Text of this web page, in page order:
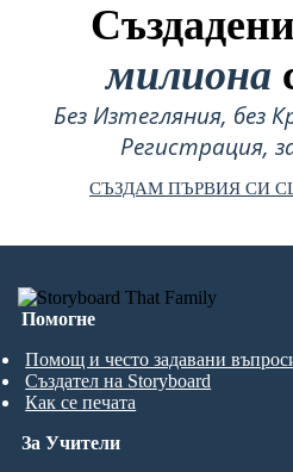
милиона
Без Изтегляния, без
Регистрация,
СЪЗДАМ ПЪРВИЯ СИ
Помогне
Помощ и често задавани
Създател на Storyboard
Как се печата
За Учители